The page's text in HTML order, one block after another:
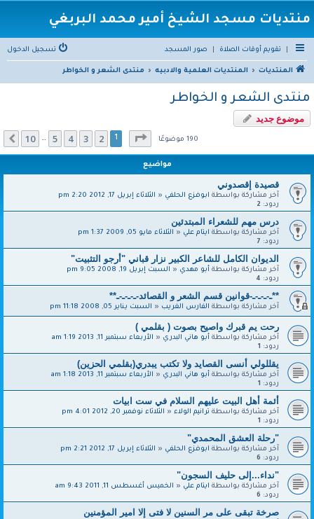
منتديات مسجد الشيخ أمير محمد البربغي
تقويم أوقات الصلاة صور المسجد تسجيل الدخول
المنتديات المنتديات العلمية والادبيه منتدى الشعر و الخواطر
منتدى الشعر و الخواطر
موضوع جديد
190 موضوعًاصفحة1من10
2
3
4
5
…
10 التالي
مواضيع
قصيدة إقصدوني
آخر مشاركة بواسطةابوفزع الحلفي« الثلاثاء إبريل 17, 2012 2:20 pm
ردود: 2
درس مهم للشعراء المبتدئين
آخر مشاركة بواسطةايتام علي« الثلاثاء مايو 05, 2009 1:37 pm
ردود: 7
الديوان الكامل للشاعر الكبير نزار قباني "أرجو التثبيت"
آخر مشاركة بواسطةأبو مهدي« السبت إبريل 19, 2008 9:05 pm
ردود: 4
**ـ-ـ-ـ-ـ-قوانين قسم الشعر و القصائد-ـ-ـ-ـ-ـ**
آخر مشاركة بواسطةالفارس الغريب« السبت يناير 05, 2008 11:18 pm
رحت يم قبرك واصيح بصوت ( بقلمي )
آخر مشاركة بواسطةأبو هاني البدري« الأربعاء سبتمبر 11, 2013 1:19 am
ردود:
يقللولي أنسى القصايد ولا تكتب يبدري(بقلمي الحزين)
آخر مشاركة بواسطةأبو هاني البدري« الأربعاء سبتمبر 11, 2013 1:18 am
ردود:
أئمة أهل البيت عليهم السلام في ست ابيات
آخر مشاركة بواسطةترانيم الولاء« الثلاثاء نوفمبر 20, 2012 4:01 pm
ردود:
"رحلة العشق المحمدي"
آخر مشاركة بواسطةابوفزع الحلفي« الثلاثاء إبريل 17, 2012 2:21 pm
ردود: 6
"نداء...إلى حليف السجون"
آخر مشاركة بواسطةايتام علي« الخميس أغسطس 11, 2011 9:43 am
ردود: 6
صرخة تبقى على مر السنين لا فتى إلا امير المؤمنين‎